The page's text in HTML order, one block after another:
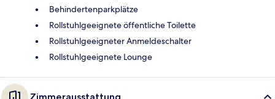
Behindertenparkplätze
Rollstuhlgeeignete öffentliche Toilette
Rollstuhlgeeigneter Anmeldeschalter
Rollstuhlgeeignete Lounge